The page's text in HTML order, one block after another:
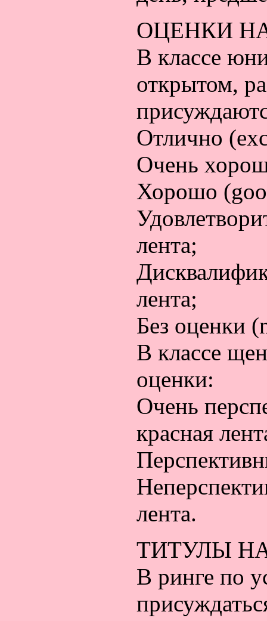
ОЦЕНКИ
В классе
открытом,
Отлично
Очень
Хорошо
лента;
лента;
Без оценки
В классе
оценки:
Очень
красная
лента.
ТИТУЛЫ
В ринге по